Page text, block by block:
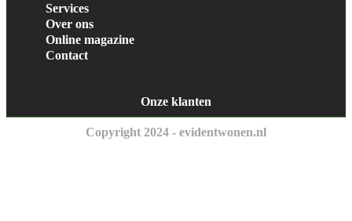
Services
Over ons
Online magazine
Contact
Onze klanten
Copyright 2024 - evidentwonen.nl